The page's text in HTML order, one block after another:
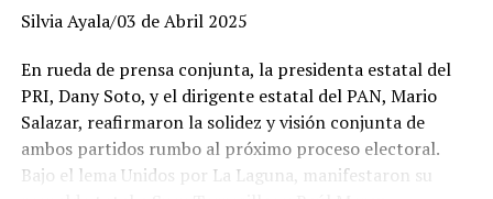
Silvia Ayala/03 de Abril 2025
En rueda de prensa conjunta, la presidenta estatal del
PRI, Dany Soto, y el dirigente estatal del PAN, Mario
Salazar, reafirmaron la solidez y visión conjunta de
ambos partidos rumbo al próximo proceso electoral.
Bajo el lema Unidos por La Laguna, manifestaron su